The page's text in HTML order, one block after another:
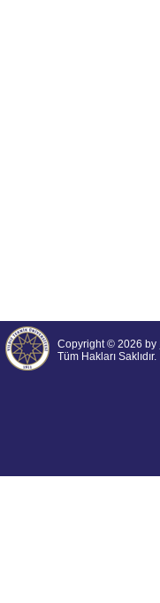
Copyright © 2026 by
Tüm Hakları Saklıdır.